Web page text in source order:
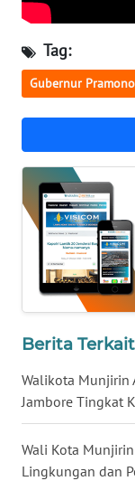
Tag:
Gubernur Pramono
Berita Terkait
Walikota Munjirin
Jambore Tingkat
Wali Kota
Lingkungan dan
WN
NUSANTARA
WN
WN
WN
BALI
WN
KALBAR
KALTENG
WN
KALTARA